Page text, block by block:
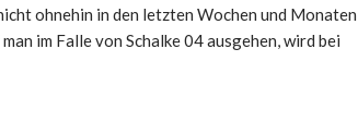
ohnehin in den letzten Wochen und Monaten
im Falle von Schalke 04 ausgehen, wird bei